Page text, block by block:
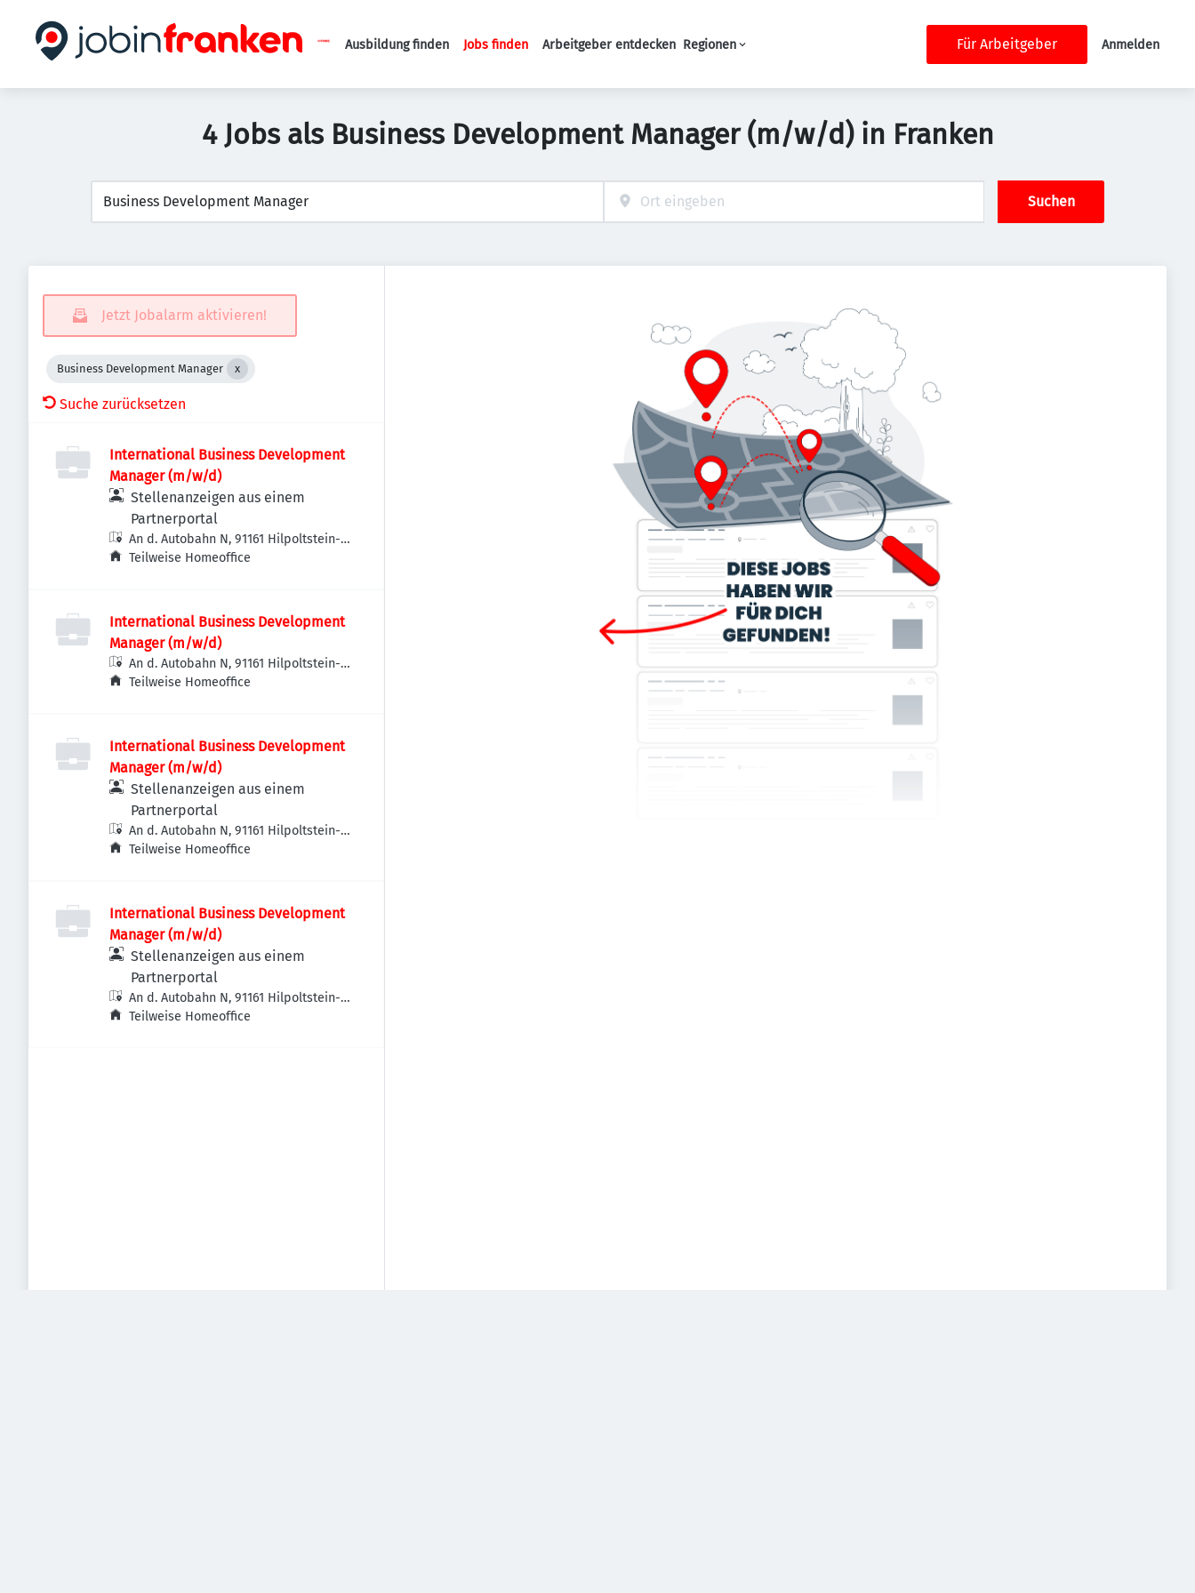
Haupt-Navigation
Ausbildung finden Jobs finden Arbeitgeber entdecken Regionen Für Arbeitgeber Anmelden
4 Jobs als Business Development Manager (m/w/d) in Franken
Suchen
Jetzt Jobalarm aktivieren!
Business Development Manager
Suche zurücksetzen
International Business Development
Manager (m/w/d)
Stellenanzeigen aus einem
Partnerportal
An d. Autobahn N, 91161 Hilpoltstein-
Jahrsdorf, Deutschland
Teilweise Homeoffice
International Business Development
Manager (m/w/d)
An d. Autobahn N, 91161 Hilpoltstein-
Jahrsdorf, Deutschland
Teilweise Homeoffice
International Business Development
Manager (m/w/d)
Stellenanzeigen aus einem
Partnerportal
An d. Autobahn N, 91161 Hilpoltstein-
Jahrsdorf, Deutschland
Teilweise Homeoffice
International Business Development
Manager (m/w/d)
Stellenanzeigen aus einem
Partnerportal
An d. Autobahn N, 91161 Hilpoltstein-
Jahrsdorf, Deutschland
Teilweise Homeoffice